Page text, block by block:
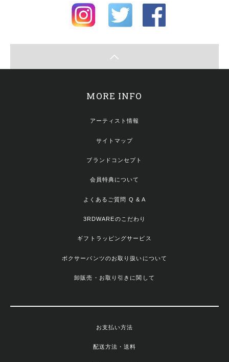
MORE INFO
アーティスト情報
サイトマップ
ブランドコンセプト
会員特典について
よくあるご質問 Q & A
3RDWAREのこだわり
ギフトラッピングサービス
ボクサーパンツのお取り扱いについて
卸販売・お取り引きに関して
お支払い方法
配送方法・送料